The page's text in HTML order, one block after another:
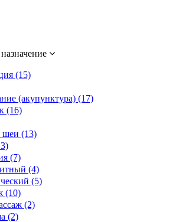
(15)
(акупунктура) (17)
(16)
шеи (13)
(7)
(4)
(5)
(10)
(2)
(2)